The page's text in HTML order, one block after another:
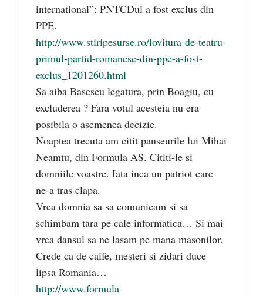
international”: PNTCDul a fost exclus din
PPE.
http://www.stiripesurse.ro/lovitura-de-teatru-
primul-partid-romanesc-din-ppe-a-fost-
exclus_1201260.html
Sa aiba Basescu legatura, prin Boagiu, cu
excluderea ? Fara votul acesteia nu era
posibila o asemenea decizie.
Noaptea trecuta am citit panseurile lui Mihai
Neamtu, din Formula AS. Cititi-le si
domniile voastre. Iata inca un patriot care
ne-a tras clapa.
Vrea domnia sa sa comunicam si sa
schimbam tara pe cale informatica… Si mai
vrea dansul sa ne lasam pe mana masonilor.
Crede ca de calfe, mesteri si zidari duce
lipsa Romania…
http://www.formula-